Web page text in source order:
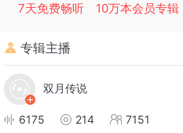
7天免费畅听
10万本会员专辑
专辑主播
双月传说
6175 214 7151